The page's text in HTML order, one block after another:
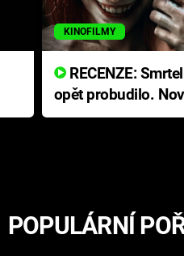
KINOFILMY
RECENZE: Smrtelné zlo se
opět probudilo.
přichází s
POPULÁRNÍ